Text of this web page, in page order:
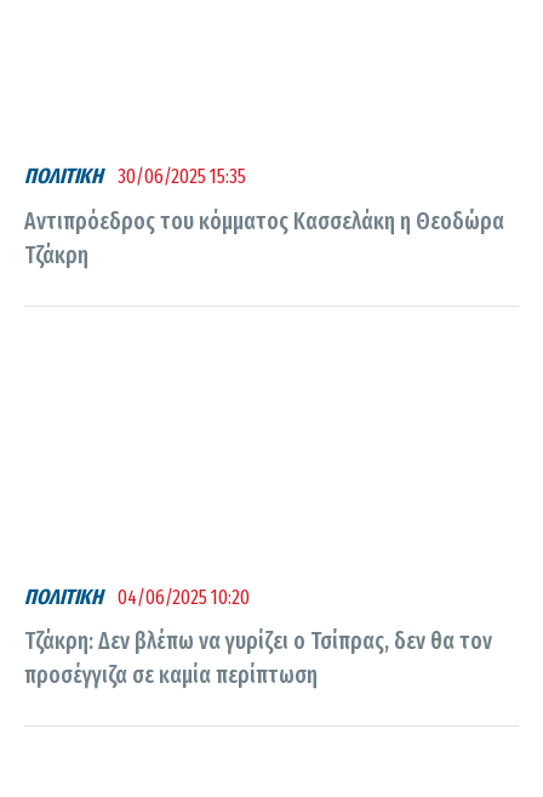
ΠΟΛΙΤΙΚΗ 30/06/2025 15:35
Αντιπρόεδρος του κόμματος Κασσελάκη η Θεοδώρα
Τζάκρη
ΠΟΛΙΤΙΚΗ 04/06/2025 10:20
Τζάκρη: Δεν βλέπω να γυρίζει ο Τσίπρας, δεν θα τον
προσέγγιζα σε καμία περίπτωση